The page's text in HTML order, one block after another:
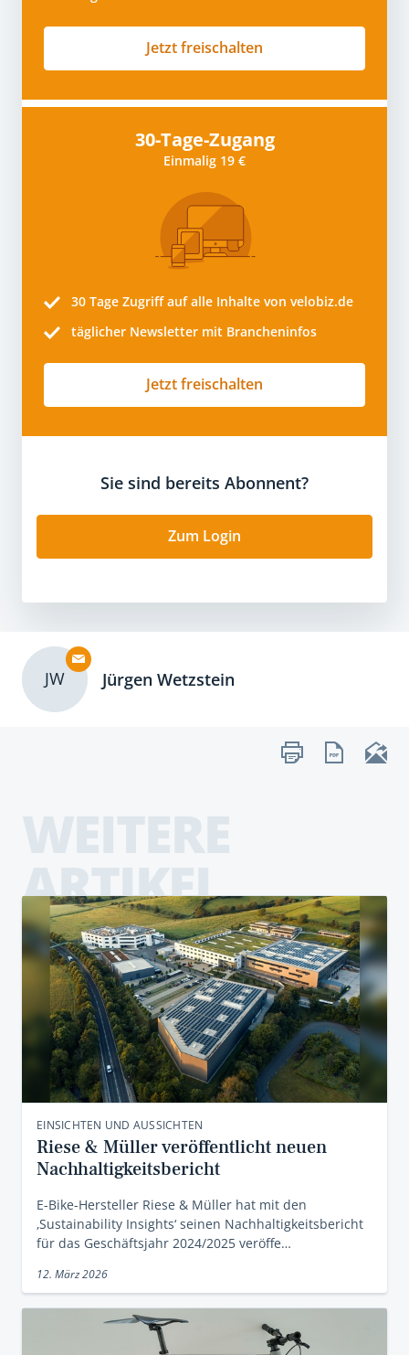
Jetzt freischalten
30-Tage-Zugang
Einmalig 19 €
30 Tage Zugriff auf alle Inhalte von velobiz.de
täglicher Newsletter mit Brancheninfos
Jetzt freischalten
Sie sind bereits Abonnent?
Zum Login
JW Jürgen Wetzstein
ARTIKEL
EINSICHTEN UND AUSSICHTEN
Riese & Müller veröffentlicht neuen
Nachhaltigkeitsbericht
E-Bike-Hersteller Riese & Müller hat mit den
‚Sustainability Insights‘ seinen Nachhaltigkeitsbericht
für das Geschäftsjahr 2024/2025 veröffe…
12. März 2026